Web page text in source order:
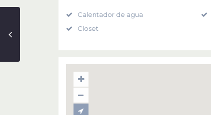
Calentador de agua
Closet